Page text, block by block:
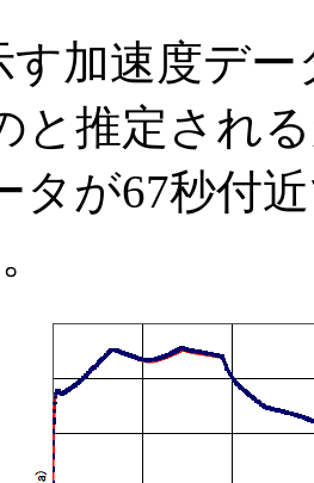
加速度デー
と推定され
タが67秒付